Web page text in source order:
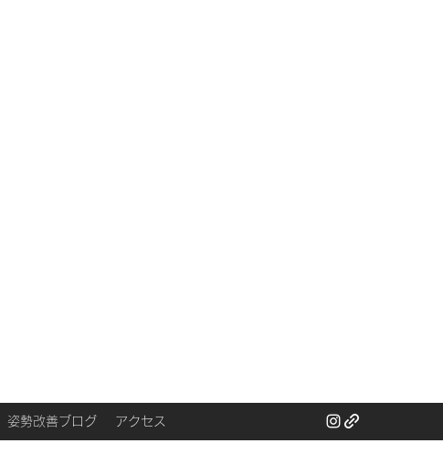
姿勢改善ブログ アクセス